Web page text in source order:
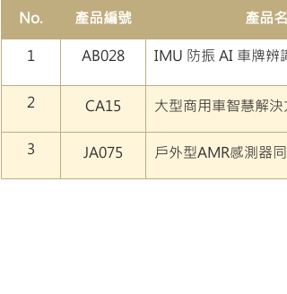
No. ​產品編號
產品名
1
AB028 IMU 防振 AI 車牌辨
​2 ​CA15 大型商用車智慧解決
​3 JA075 戶外型AMR感測器同